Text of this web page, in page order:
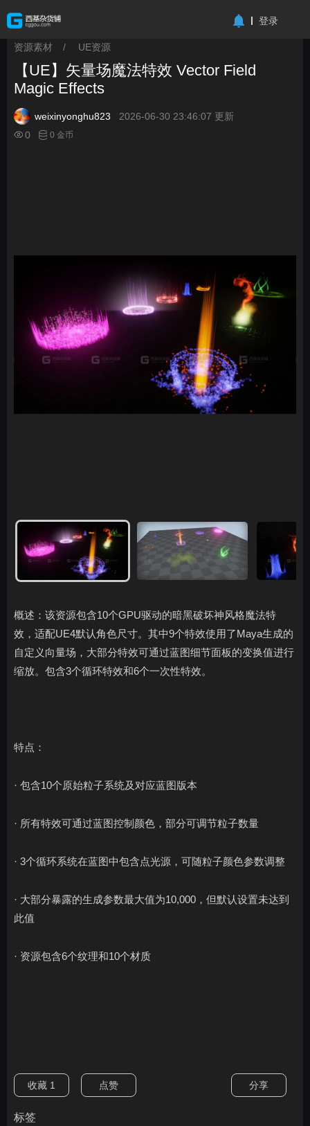
登录
资源素材 / UE资源
【UE】矢量场魔法特效 Vector Field
Magic Effects
weixinyonghu823
2026-06-30 23:46:07 更新
0
0 金币
概述：该资源包含10个GPU驱动的暗黑破坏神风格魔法特
效，适配UE4默认角色尺寸。其中9个特效使用了Maya生成的
自定义向量场，大部分特效可通过蓝图细节面板的变换值进行
缩放。包含3个循环特效和6个一次性特效。
特点：
· 包含10个原始粒子系统及对应蓝图版本
· 所有特效可通过蓝图控制颜色，部分可调节粒子数量
· 3个循环系统在蓝图中包含点光源，可随粒子颜色参数调整
· 大部分暴露的生成参数最大值为10,000，但默认设置未达到
此值
· 资源包含6个纹理和10个材质
收藏 1 点赞 分享
标签